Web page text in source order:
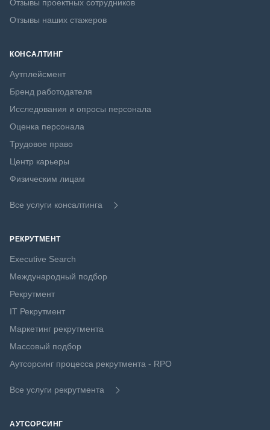
Отзывы проектных сотрудников
Отзывы наших стажеров
КОНСАЛТИНГ
Аутплейсмент
Бренд работодателя
Исследования и опросы персонала
Оценка персонала
Трудовое право
Центр карьеры
Физическим лицам
Все услуги консалтинга
РЕКРУТМЕНТ
Executive Search
Международный подбор
Рекрутмент
IT Рекрутмент
Маркетинг рекрутмента
Массовый подбор
Аутсорсинг процесса рекрутмента - RPO
Все услуги рекрутмента
АУТСОРСИНГ